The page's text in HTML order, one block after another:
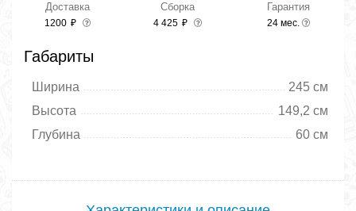
Доставка
1200 ₽
Сборка
4 425 ₽
Гарантия
24 мес.
Габариты
Ширина
245 см
Высота
149,2 см
Глубина
60 см